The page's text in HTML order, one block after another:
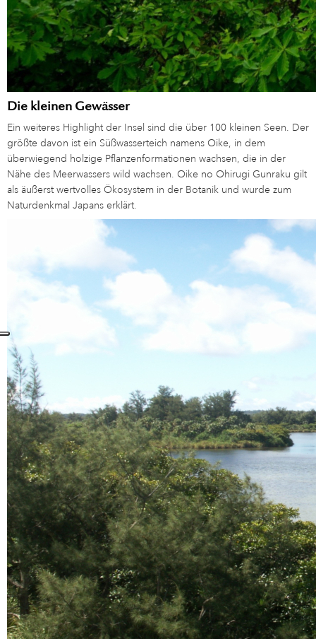
Die kleinen Gewässer
Ein weiteres Highlight der Insel sind die über 100 kleinen Seen. Der
größte davon ist ein Süßwasserteich namens Oike, in dem
überwiegend holzige Pflanzenformationen wachsen, die in der
Nähe des Meerwassers wild wachsen. Oike no Ohirugi Gunraku gilt
als äußerst wertvolles Ökosystem in der Botanik und wurde zum
Naturdenkmal Japans erklärt.